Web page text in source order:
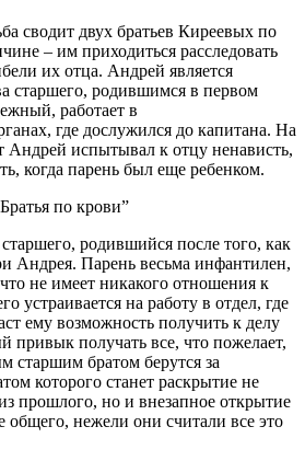
сводит двух братьев Киреевых по
– им приходиться расследовать
их отца. Андрей является
старшего, родившимся в первом
работает в
где дослужился до капитана. На
Андрей испытывал к отцу ненависть,
когда парень был еще ребенком.
по крови”
родившийся после того, как
Андрея. Парень весьма инфантилен,
не имеет никакого отношения к
устраивается на работу в отдел, где
ему возможность получить к делу
привык получать все, что пожелает,
старшим братом берутся за
которого станет раскрытие не
прошлого, но и внезапное открытие
нежели они считали все это